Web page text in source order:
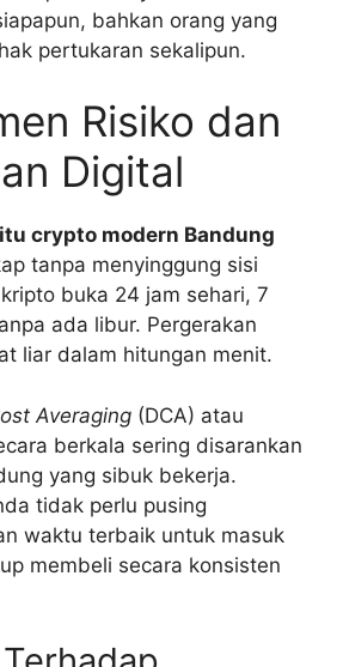
bahkan orang yang
pertukaran sekalipun.
Risiko dan
Digital
crypto modern Bandung
tanpa menyinggung sisi
buka 24 jam sehari, 7
ada libur. Pergerakan
liar dalam hitungan menit.
Averaging (DCA) atau
berkala sering disarankan
yang sibuk bekerja.
tidak perlu pusing
waktu terbaik untuk masuk
membeli secara konsisten